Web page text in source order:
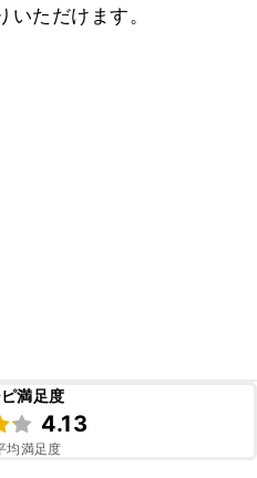
ただけます。
満足度
4.13
均満足度